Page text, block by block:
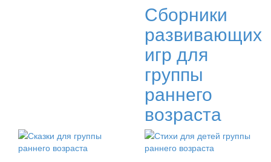
Сборники
развивающих
игр для
группы
раннего
возраста